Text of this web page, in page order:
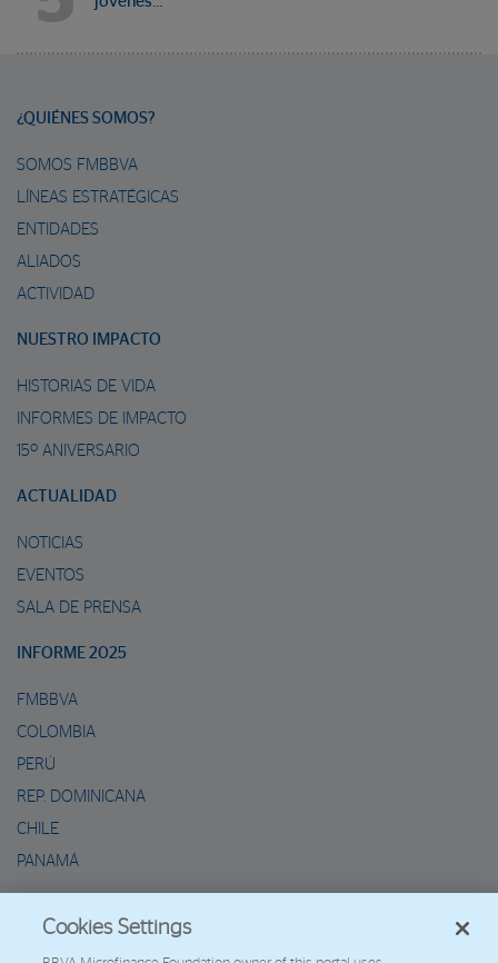
¿QUIÉNES SOMOS?
SOMOS FMBBVA
LÍNEAS ESTRATÉGICAS
ENTIDADES
ALIADOS
ACTIVIDAD
NUESTRO IMPACTO
HISTORIAS DE VIDA
INFORMES DE IMPACTO
15º ANIVERSARIO
ACTUALIDAD
NOTICIAS
EVENTOS
SALA DE PRENSA
INFORME 2025
FMBBVA
COLOMBIA
PERÚ
REP. DOMINICANA
CHILE
PANAMÁ
Cookies Settings